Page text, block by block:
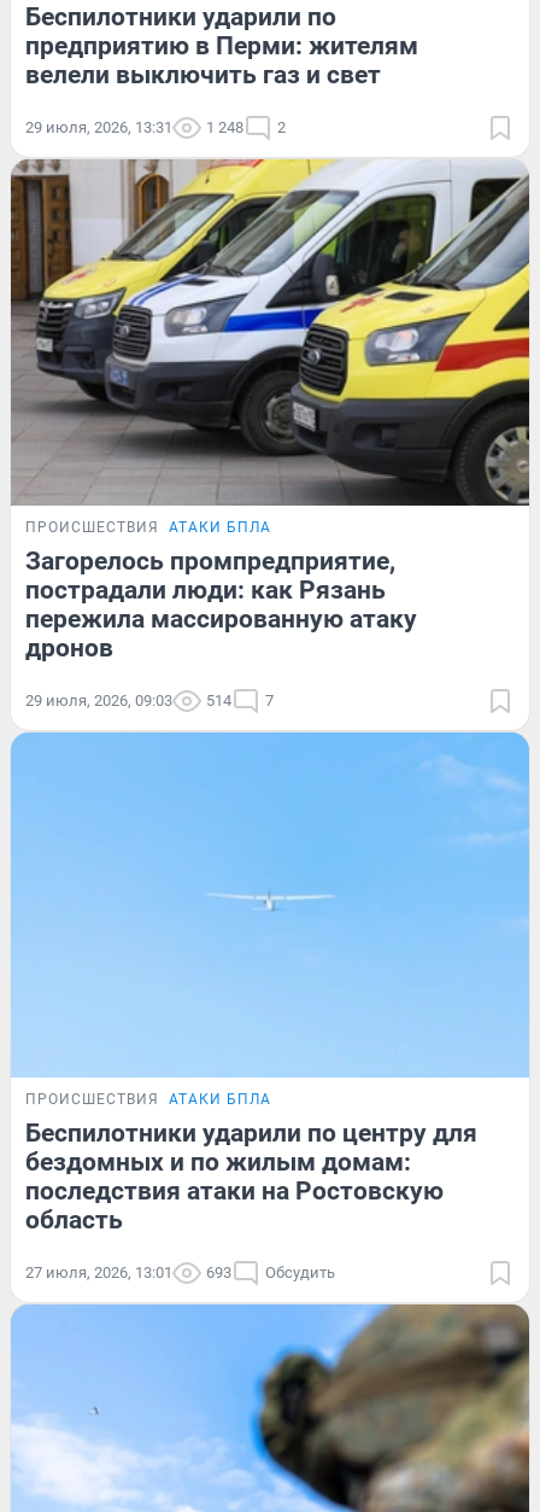
Беспилотники ударили по
предприятию в Перми: жителям
велели выключить газ и свет
29 июля, 2026, 13:31 1 248 2
ПРОИСШЕСТВИЯ АТАКИ БПЛА
Загорелось промпредприятие,
пострадали люди: как Рязань
пережила массированную атаку
дронов
29 июля, 2026, 09:03 514 7
ПРОИСШЕСТВИЯ АТАКИ БПЛА
Беспилотники ударили по центру для
бездомных и по жилым домам:
последствия атаки на Ростовскую
область
27 июля, 2026, 13:01 693 Обсудить